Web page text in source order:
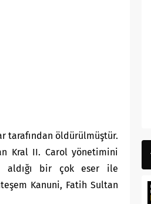
tarafından öldürülmüştür.
Kral II. Carolyönetimini
aldığı bir çok eser ile
Kanuni, Fatih Sultan